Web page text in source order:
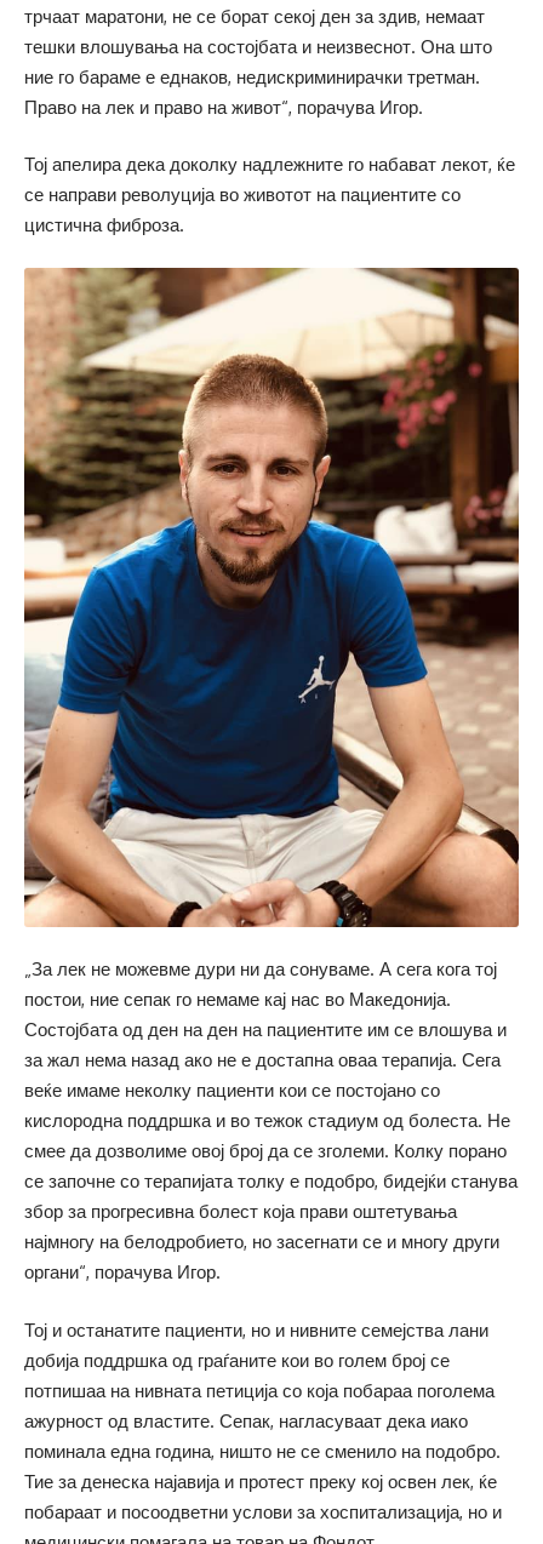
трчаат маратони, не се борат секој ден за здив, немаат
тешки влошувања на состојбата и неизвеснот. Она што
ние го бараме е еднаков, недискриминирачки третман.
Право на лек и право на живот“, порачува Игор.
Тој апелира дека доколку надлежните го набават лекот, ќе
се направи револуција во животот на пациентите со
цистична фиброза.
„За лек не можевме дури ни да сонуваме. А сега кога тој
постои, ние сепак го немаме кај нас во Македонија.
Состојбата од ден на ден на пациентите им се влошува и
за жал нема назад ако не е достапна оваа терапија. Сега
веќе имаме неколку пациенти кои се постојано со
кислородна поддршка и во тежок стадиум од болеста. Не
смее да дозволиме овој број да се зголеми. Колку порано
се започне со терапијата толку е подобро, бидејќи станува
збор за прогресивна болест која прави оштетувања
најмногу на белодробието, но засегнати се и многу други
органи“, порачува Игор.
Тој и останатите пациенти, но и нивните семејства лани
добија поддршка од граѓаните кои во голем број се
потпишаа на нивната петиција со која побараа поголема
ажурност од властите. Сепак, нагласуваат дека иако
поминала една година, ништо не се сменило на подобро.
Тие за денеска најавија и протест преку кој освен лек, ќе
побараат и посоодветни услови за хоспитализација, но и